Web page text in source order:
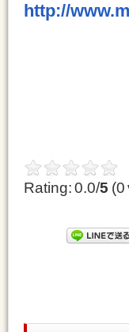
http://
Rating: 0.0/5 (0